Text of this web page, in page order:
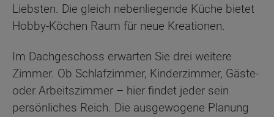
Liebsten. Die gleich nebenliegende Küche bietet
Hobby-Köchen Raum für neue Kreationen.
Im Dachgeschoss erwarten Sie drei weitere
Zimmer. Ob Schlafzimmer, Kinderzimmer, Gäste-
oder Arbeitszimmer – hier findet jeder sein
persönliches Reich. Die ausgewogene Planung